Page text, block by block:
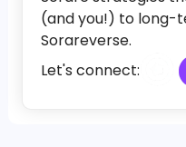
(and you!) to long-
Sorareverse.
Let's connect: